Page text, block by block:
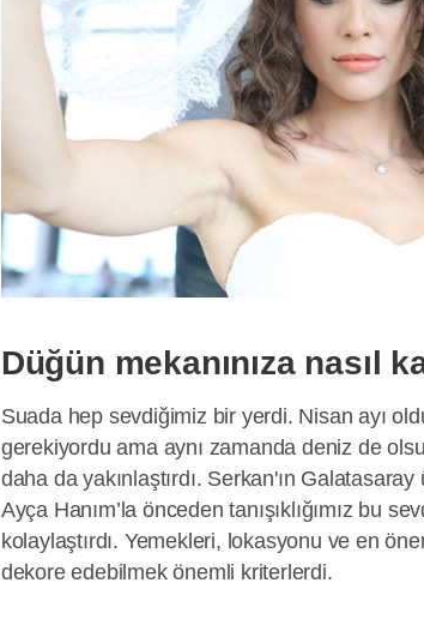
Düğün mekanınıza nasıl
Suada hep sevdiğimiz bir yerdi. Nisan ayı
gerekiyordu ama aynı zamanda deniz de
daha da yakınlaştırdı. Serkan'ın Galatasaray
Ayça Hanım’la önceden tanışıklığımız bu
kolaylaştırdı. Yemekleri, lokasyonu ve en
dekore edebilmek önemli kriterlerdi.